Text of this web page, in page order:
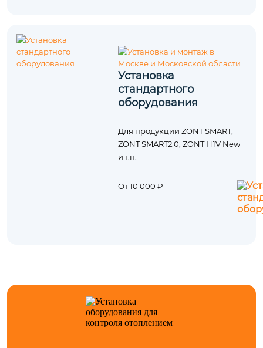
Установка
стандартного
оборудования
Для продукции ZONT SMART,
ZONT SMART2.0, ZONT H1V New
и т.п.
От 10 000 ₽